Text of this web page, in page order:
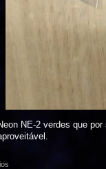
NE-2 verdes que